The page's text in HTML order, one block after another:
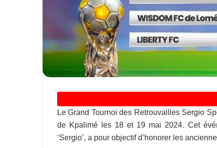
Le Grand Tournoi des Retrouvailles Sergio
de Kpalimé les 18 et 19 mai 2024. Cet
‘Sergio’, a pour objectif d’honorer les